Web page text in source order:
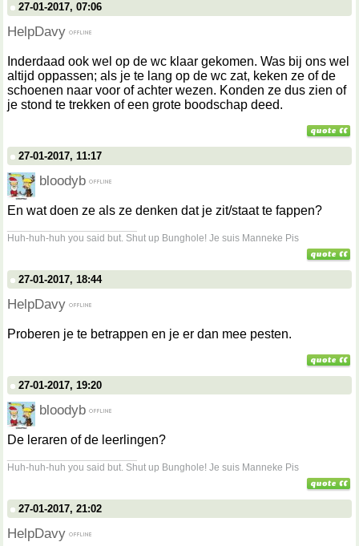
27-01-2017, 07:06
HelpDavy
Inderdaad ook wel op de wc klaar gekomen. Was bij ons wel
altijd oppassen; als je te lang op de wc zat, keken ze of de
schoenen naar voor of achter wezen. Konden ze dus zien of
je stond te trekken of een grote boodschap deed.
27-01-2017, 11:17
bloodyb
En wat doen ze als ze denken dat je zit/staat te fappen?
Huh-huh-huh you said but. Shut up Bunghole! Je suis Manneke Pis
27-01-2017, 18:44
HelpDavy
Proberen je te betrappen en je er dan mee pesten.
27-01-2017, 19:20
bloodyb
De leraren of de leerlingen?
Huh-huh-huh you said but. Shut up Bunghole! Je suis Manneke Pis
27-01-2017, 21:02
HelpDavy